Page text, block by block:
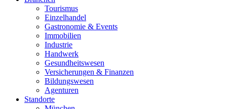
Tourismus
Einzelhandel
Gastronomie & Events
Immobilien
Industrie
Handwerk
Gesundheitswesen
Versicherungen & Finanzen
Bildungswesen
Agenturen
Standorte